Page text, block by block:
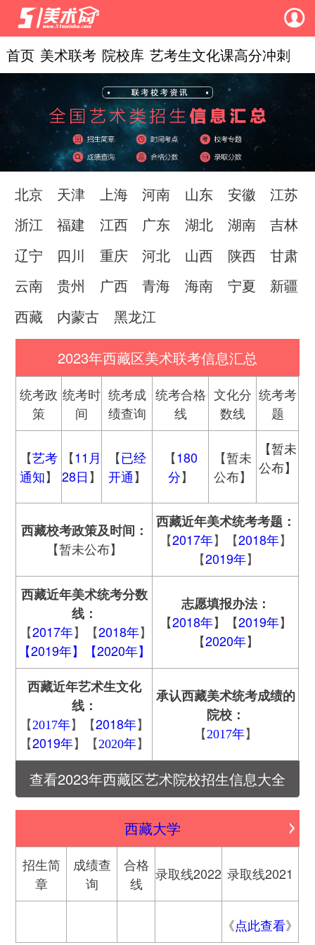
首页 美术联考 院校库 艺考生文化课高分冲刺
北京 天津 上海 河南 山东 安徽
江苏
浙江
福建 江西 广东 湖北 湖南
吉林
辽宁
四川 重庆 河北 山西 陕西
甘肃
云南
贵州 广西 青海 海南 宁夏
新疆
西藏
内蒙古 黑龙江
2023年西藏区美术联考信息汇总
统考政
策
统考时
间
统考成
绩查询
统考合格
线
文化分
数线
统考考
题
【艺考
通知】
【11月
28日】
【已经
开通】
【180
分】
【暂未
公布】
【暂未
公布】
西藏校考政策及时间：
【暂未公布】
西藏近年美术统考考题：
【2017年】【2018年】
【2019年】
西藏近年美术统考分数
线：
【2017年】【2018年】
【2019年】【2020年】
志愿填报办法：
【2018年】【2019年】
【2020年】
西藏近年艺术生文化
线：
【 2017年】【2018年】
【2019年】【 2020年】
承认西藏美术统考成绩的
院校：
【 2017年】
查看2023年西藏区艺术院校招生信息大全
西藏大学
招生简
章
成绩查
询
合格
线
录取线2022 录取线2021
《点此查看》